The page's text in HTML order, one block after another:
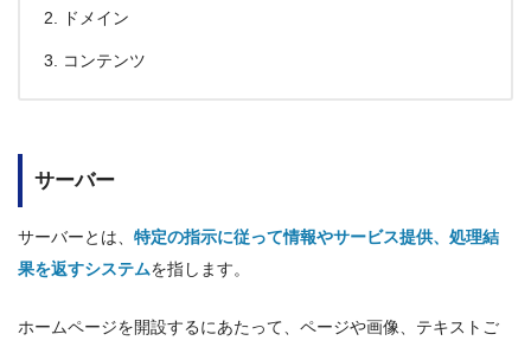
ドメイン
コンテンツ
サーバー
サーバーとは、 特定の指示に従って情報やサービス提供、処理結
果を返すシステムを指します。
ホームページを開設するにあたって、ページや画像、テキストご